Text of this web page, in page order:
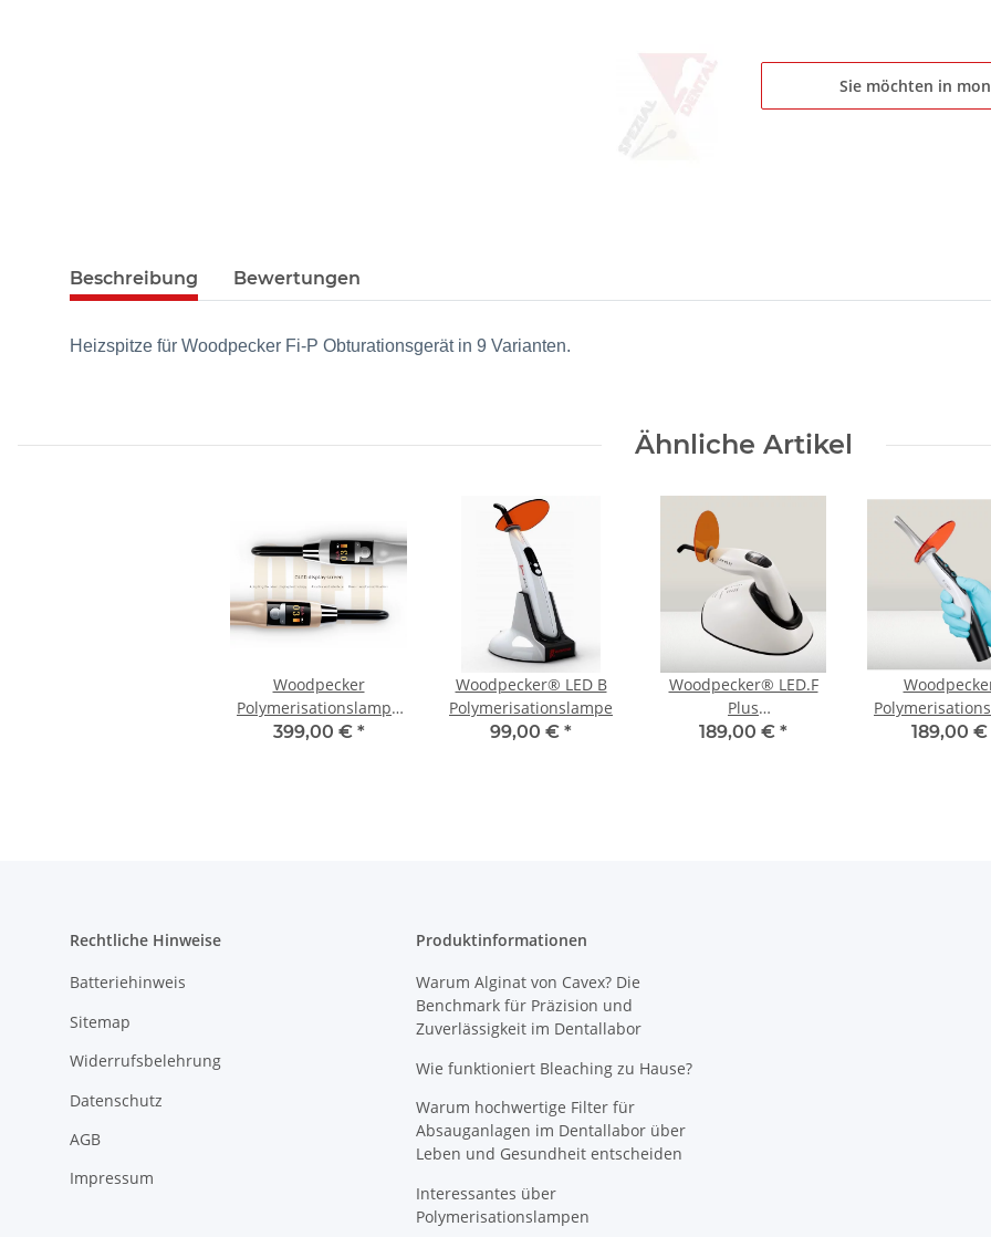
Sie möchten in
Beschreibung Bewertungen
Heizspitze für Woodpecker Fi-P Obturationsgerät in 9 Varianten.
Ähnliche Artikel
Woodpecker
Polymerisationslampe
X-Cure
399,00 € *
Woodpecker® LED B
Polymerisationslampe
99,00 € *
Woodpecker® LED.F
Plus
Polymerisationslampe
189,00 € *
O-LIGHT
189,00 €
Rechtliche Hinweise
Batteriehinweis
Sitemap
Widerrufsbelehrung
Datenschutz
AGB
Impressum
Produktinformationen
Warum Alginat von Cavex? Die
Benchmark für Präzision und
Zuverlässigkeit im Dentallabor
Wie funktioniert Bleaching zu Hause?
Warum hochwertige Filter für
Absauganlagen im Dentallabor über
Leben und Gesundheit entscheiden
Interessantes über
Polymerisationslampen